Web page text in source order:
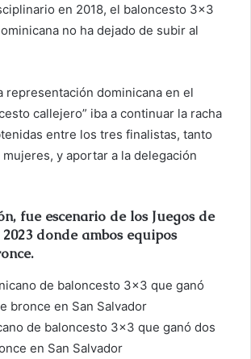
u
n
r
r
e
c
t
r
ó
en 2018, el baloncesto 3×3
no ha dejado de subir al
representación dominicana en el
callejero” iba a continuar la racha
entre los tres finalistas, tanto
y aportar a la delegación
fue escenario de los Juegos de
donde ambos equipos
de baloncesto 3×3 que ganó dos
en San Salvador